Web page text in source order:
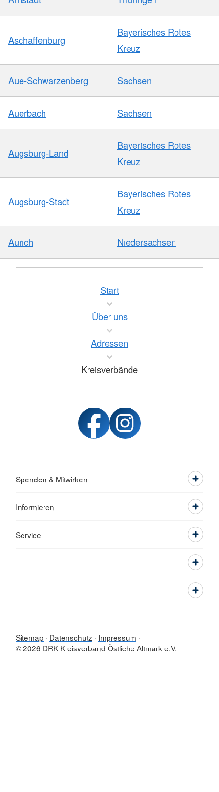
Aschaffenburg
Bayerisches Rotes
Kreuz
Aue-Schwarzenberg Sachsen
Auerbach Sachsen
Augsburg-Land
Bayerisches Rotes
Kreuz
Augsburg-Stadt
Bayerisches Rotes
Kreuz
Aurich Niedersachsen
Start
Über uns
Adressen
Kreisverbände
Spenden & Mitwirken
Informieren
Service
Sitemap Datenschutz
Impressum
© 2026 DRK Kreisverband Östliche Altmark e.V.